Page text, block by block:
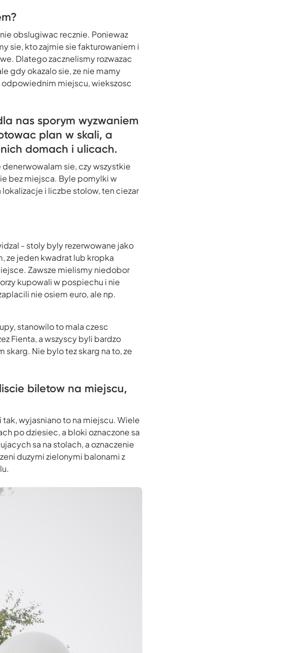
obslugiwac recznie. Poniewaz
sie, kto zajmie sie fakturowaniem i
Dlatego zacznelismy rozwazac
gdy okazalo sie, ze nie mamy
miejscu, wiekszosc
nas sporym wyzwaniem
plan w skali, a
domach i ulicach.
sie, czy wszystkie
bez miejsca. Byle pomylki w
i liczbe stolow, ten ciezar
- stoly byly rezerwowane jako
ze jeden kwadrat lub kropka
Zawsze mielismy niedobor
kupowali w pospiechu i nie
nie osiem euro, ale np.
stanowilo to mala czesc
Fienta, a wszyscy byli bardzo
skarg. Nie bylo tez skarg na to, ze
biletow na miejscu,
wyjasniano to na miejscu. Wiele
po dziesiec, a bloki oznaczone sa
sa na stolach, a oznaczenie
duzymi zielonymi balonami z